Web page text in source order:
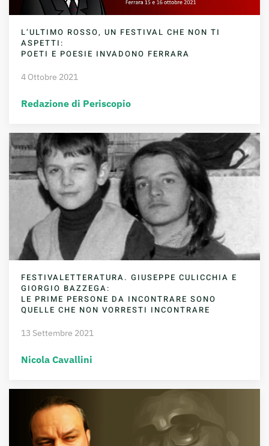
L’ULTIMO ROSSO, UN FESTIVAL CHE NON TI
ASPETTI:
POETI E POESIE INVADONO FERRARA
4 Ottobre 2021
Redazione di Periscopio
FESTIVALETTERATURA. GIUSEPPE CULICCHIA E
GIORGIO BAZZEGA:
LE PRIME PERSONE DA INCONTRARE SONO
QUELLE CHE NON VORRESTI INCONTRARE
13 Settembre 2021
Nicola Cavallini